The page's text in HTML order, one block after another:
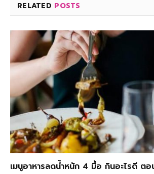
RELATED POSTS
เมนูอาหารลดน้ำหนัก 4 มื้อ กินอะไรดี ต